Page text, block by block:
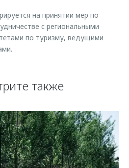
на принятии мер по
с региональными
по туризму, ведущими
также